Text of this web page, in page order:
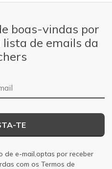
boas-vindas por
de emails da
TE
de e-mail,optas por receber
com os Termos de